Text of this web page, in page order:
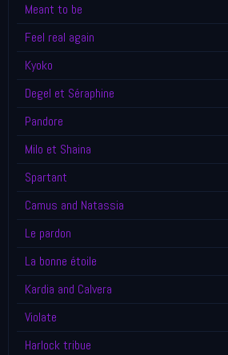
Meant to be
Feel real again
Kyoko
Degel et Séraphine
Pandore
Milo et Shaina
Spartant
Camus and Natassia
Le pardon
La bonne étoile
Kardia and Calvera
Violate
Harlock tribue